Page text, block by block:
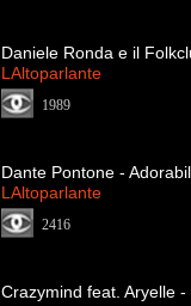
Daniele Ronda e il
LAltoparlante
1989
Dante Pontone -
LAltoparlante
2416
Crazymind feat. Aryelle -